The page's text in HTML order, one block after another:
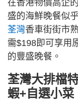
在香港物價高企
盛的海鮮晚餐似
荃灣香車街街市
需$198即可享用
的豐盛晚餐。
荃灣大排檔
蝦+自選小菜